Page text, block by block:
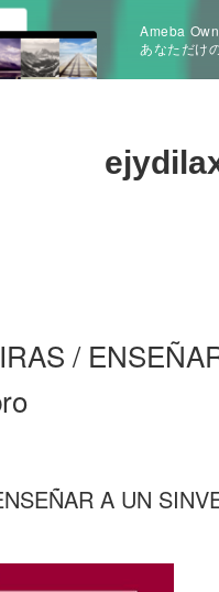
Ameba
あなただけ
/
A UN